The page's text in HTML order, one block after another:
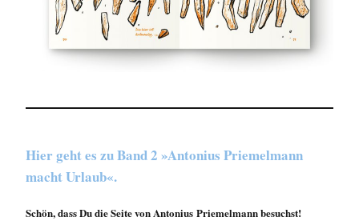
Hier geht es zu Band 2 »Antonius Priemelmann
macht Urlaub«.
Schön, dass Du die Seite von Antonius Priemelmann besuchst!